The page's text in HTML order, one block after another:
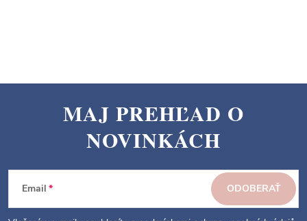
p
MAJ PREHĽAD O
NOVINKÁCH
Email ODOBERAŤ